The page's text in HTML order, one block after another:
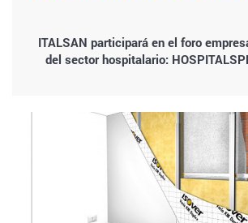
ITALSAN participará en el foro
del sector hospitalario: